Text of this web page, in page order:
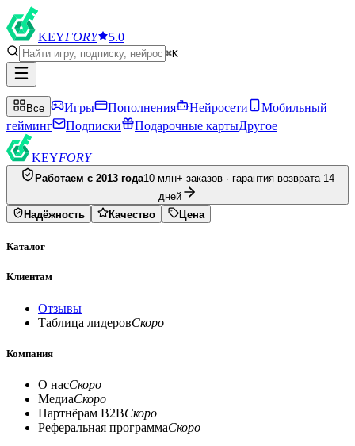
KEYFORY 5.0
⌘K
Все Игры Пополнения Нейросети
Мобильный
гейминг
Подписки Подарочные картыДругое
KEYFORY
Работаем с 2013 года10 млн+ заказов · гарантия возврата 14
дней
Надёжность
Качество Цена
Каталог
Клиентам
Отзывы
Таблица лидеровСкоро
Компания
О насСкоро
МедиаСкоро
Партнёрам B2BСкоро
Реферальная программаСкоро